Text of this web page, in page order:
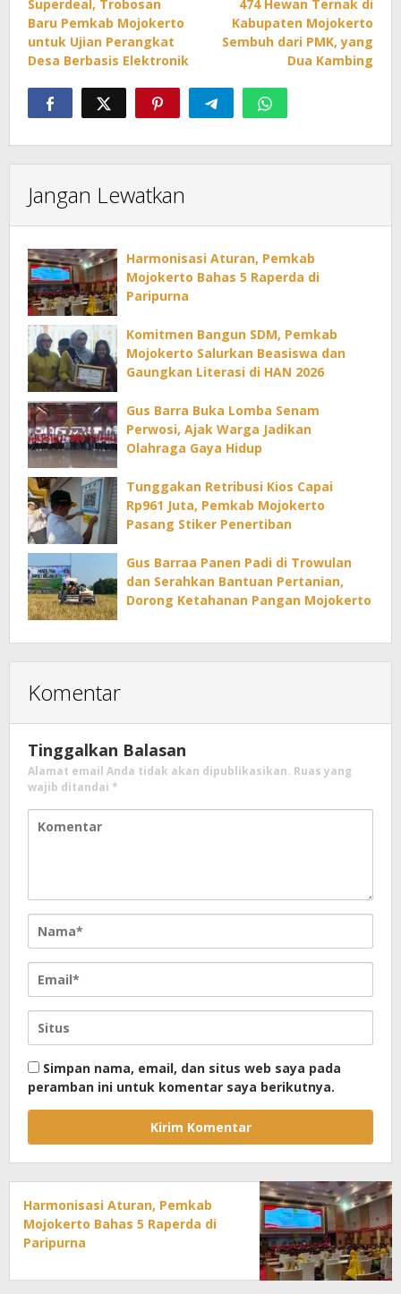
pos
Superdeal, Trobosan
Baru Pemkab Mojokerto
untuk Ujian Perangkat
Desa Berbasis Elektronik
474 Hewan Ternak di
Kabupaten Mojokerto
Sembuh dari PMK, yang
Dua Kambing
Jangan Lewatkan
Harmonisasi Aturan, Pemkab
Mojokerto Bahas 5 Raperda di
Paripurna
Komitmen Bangun SDM, Pemkab
Mojokerto Salurkan Beasiswa dan
Gaungkan Literasi di HAN 2026
Gus Barra Buka Lomba Senam
Perwosi, Ajak Warga Jadikan
Olahraga Gaya Hidup
Tunggakan Retribusi Kios Capai
Rp961 Juta, Pemkab Mojokerto
Pasang Stiker Penertiban
Gus Barraa Panen Padi di Trowulan
dan Serahkan Bantuan Pertanian,
Dorong Ketahanan Pangan Mojokerto
Komentar
Tinggalkan Balasan
Alamat email Anda tidak akan dipublikasikan. Ruas yang
wajib ditandai *
Simpan nama, email, dan situs web saya pada
peramban ini untuk komentar saya berikutnya.
Harmonisasi Aturan, Pemkab
Mojokerto Bahas 5 Raperda di
Paripurna